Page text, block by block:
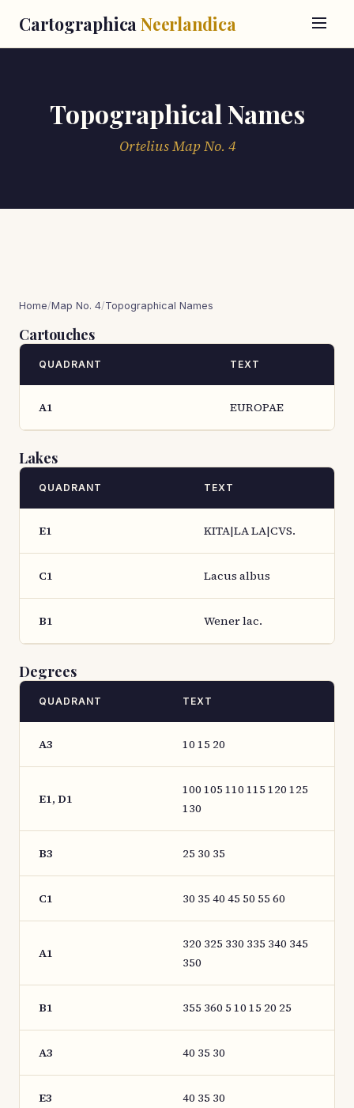
Cartographica Neerlandica
Topographical Names
Ortelius Map No. 4
Home/Map No. 4/Topographical Names
Cartouches
QUADRANT TEXT
A1 EUROPAE
Lakes
QUADRANT TEXT
E1 KITA|LA LA|CVS.
C1 Lacus albus
B1 Wener lac.
Degrees
QUADRANT TEXT
A3 10 15 20
E1, D1
100 105 110 115 120 125
130
B3 25 30 35
C1 30 35 40 45 50 55 60
A1
320 325 330 335 340 345
350
B1 355 360 5 10 15 20 25
A3 40 35 30
E3 40 35 30